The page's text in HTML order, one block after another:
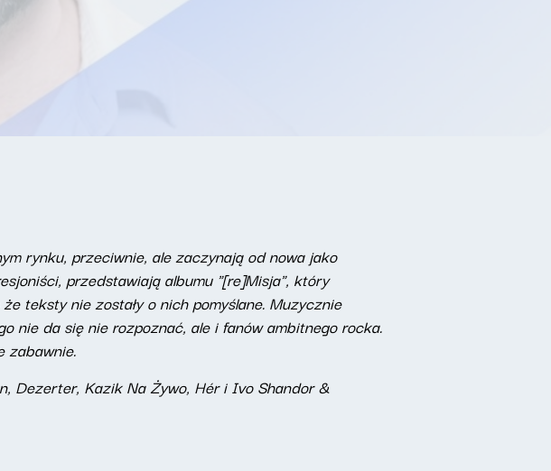
rynku, przeciwnie, ale zaczynają od nowa jako
przedstawiają albumu "[re]Misja", który
teksty nie zostały o nich pomyślane. Muzycznie
nie da się nie rozpoznać, ale i fanów ambitnego rocka.
zabawnie.
Dezerter, Kazik Na Żywo, Hér i Ivo Shandor &